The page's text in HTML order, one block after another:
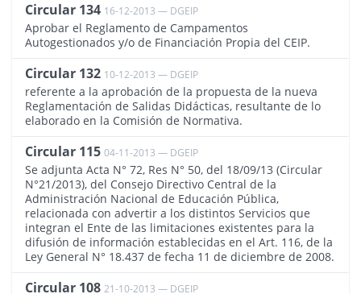
Circular 134 16-12-2013 — DGEIP
Aprobar el Reglamento de Campamentos
Autogestionados y/o de Financiación Propia del CEIP.
Circular 132 10-12-2013 — DGEIP
referente a la aprobación de la propuesta de la nueva
Reglamentación de Salidas Didácticas, resultante de lo
elaborado en la Comisión de Normativa.
Circular 115 04-11-2013 — DGEIP
Se adjunta Acta N° 72, Res N° 50, del 18/09/13 (Circular
N°21/2013), del Consejo Directivo Central de la
Administración Nacional de Educación Pública,
relacionada con advertir a los distintos Servicios que
integran el Ente de las limitaciones existentes para la
difusión de información establecidas en el Art. 116, de la
Ley General N° 18.437 de fecha 11 de diciembre de 2008.
Circular 108 21-10-2013 — DGEIP